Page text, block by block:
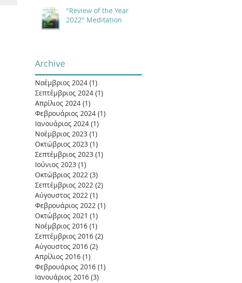
"Review of the Year
2022" Meditation
Archive
Νοέμβριος 2024 (1)
Σεπτέμβριος 2024 (1)
Απρίλιος 2024 (1)
Φεβρουάριος 2024 (1)
Ιανουάριος 2024 (1)
Νοέμβριος 2023 (1)
Οκτώβριος 2023 (1)
Σεπτέμβριος 2023 (1)
Ιούνιος 2023 (1)
Οκτώβριος 2022 (3)
Σεπτέμβριος 2022 (2)
Αύγουστος 2022 (1)
Φεβρουάριος 2022 (1)
Οκτώβριος 2021 (1)
Νοέμβριος 2016 (1)
Σεπτέμβριος 2016 (2)
Αύγουστος 2016 (2)
Απρίλιος 2016 (1)
Φεβρουάριος 2016 (1)
Ιανουάριος 2016 (3)